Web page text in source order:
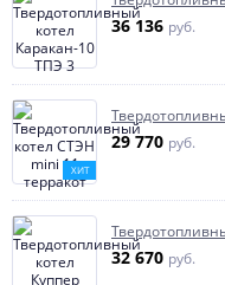
36 136 руб.
ХИТ
29 770 руб.
32 670 руб.